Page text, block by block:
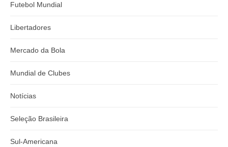
Futebol Mundial
Libertadores
Mercado da Bola
Mundial de Clubes
Notícias
Seleção Brasileira
Sul-Americana